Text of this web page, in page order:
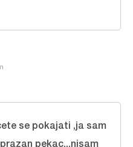
se pokajati ,ja sam
pekac...nisam